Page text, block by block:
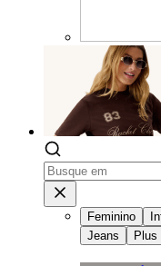
Feminino
Jeans
Plus